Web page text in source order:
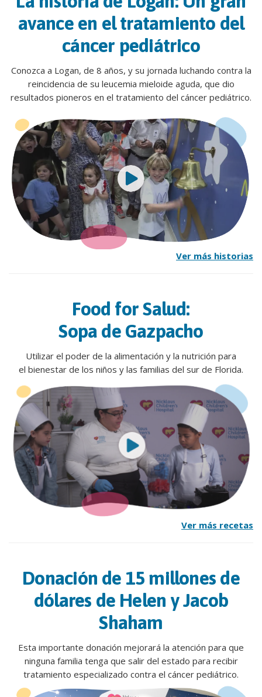
avance en el tratamiento del
cáncer pediátrico
Conozca a Logan, de 8 años, y su jornada luchando contra la
reincidencia de su leucemia mieloide aguda, que dio
resultados pioneros en el tratamiento del cáncer pediátrico.
Ver más historias
Food for Salud:
Sopa de Gazpacho
Utilizar el poder de la alimentación y la nutrición para
el bienestar de los niños y las familias del sur de Florida.
Ver más recetas
Donación de 15 millones de
dólares de Helen y Jacob
Shaham
Esta importante donación mejorará la atención para que
ninguna familia tenga que salir del estado para recibir
tratamiento especializado contra el cáncer pediátrico.